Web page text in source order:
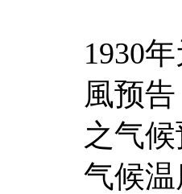
1930
風预
之气
气候